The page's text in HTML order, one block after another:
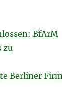
BfArM
zu
Berliner